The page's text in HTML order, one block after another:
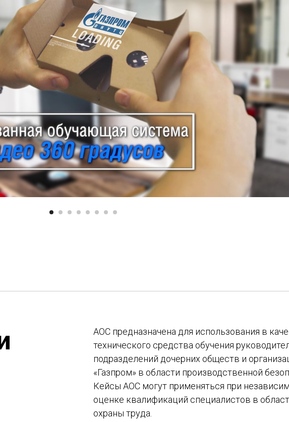
АОС предназначена для использования в
технического средства обучения
подразделений дочерних обществ и
«Газпром» в области производственной
Кейсы АОС могут применяться при
оценке квалификаций специалистов в
охраны труда.